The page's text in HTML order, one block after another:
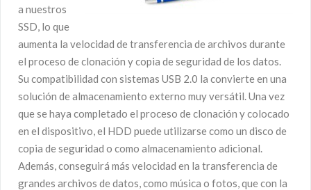
a nuestros
SSD, lo que
aumenta la velocidad de transferencia de archivos durante
el proceso de clonación y copia de seguridad de los datos.
Su compatibilidad con sistemas USB 2.0 la convierte en una
solución de almacenamiento externo muy versátil. Una vez
que se haya completado el proceso de clonación y colocado
en el dispositivo, el HDD puede utilizarse como un disco de
copia de seguridad o como almacenamiento adicional.
Además, conseguirá más velocidad en la transferencia de
grandes archivos de datos, como música o fotos, que con la